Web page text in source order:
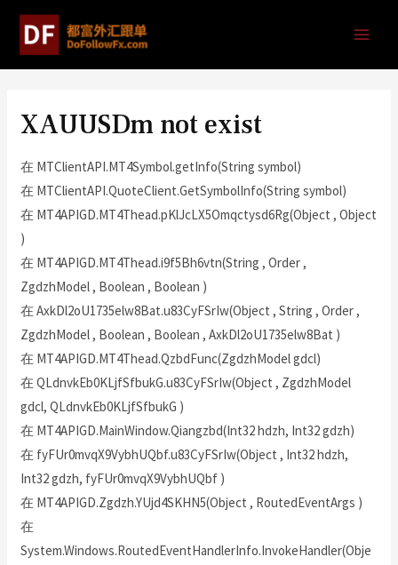
XAUUSDm not exist
在 MTClientAPI.MT4Symbol.getInfo(String symbol)
在 MTClientAPI.QuoteClient.GetSymbolInfo(String symbol)
在 MT4APIGD.MT4Thead.pKlJcLX5Omqctysd6Rg(Object , Object
)
在 MT4APIGD.MT4Thead.i9f5Bh6vtn(String , Order ,
ZgdzhModel , Boolean , Boolean )
在 AxkDl2oU1735elw8Bat.u83CyFSrIw(Object , String , Order ,
ZgdzhModel , Boolean , Boolean , AxkDl2oU1735elw8Bat )
在 MT4APIGD.MT4Thead.QzbdFunc(ZgdzhModel gdcl)
在 QLdnvkEb0KLjfSfbukG.u83CyFSrIw(Object , ZgdzhModel
gdcl, QLdnvkEb0KLjfSfbukG )
在 MT4APIGD.MainWindow.Qiangzbd(Int32 hdzh, Int32 gdzh)
在 fyFUr0mvqX9VybhUQbf.u83CyFSrIw(Object , Int32 hdzh,
Int32 gdzh, fyFUr0mvqX9VybhUQbf )
在 MT4APIGD.Zgdzh.YUjd4SKHN5(Object , RoutedEventArgs )
在
System.Windows.RoutedEventHandlerInfo.InvokeHandler(Obje